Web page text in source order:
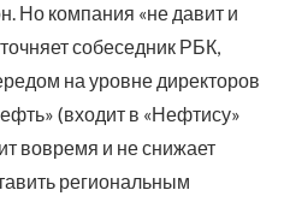
Но компания «не давит и
собеседник РБК,
на уровне директоров
(входит в «Нефтису»
вовремя и не снижает
региональным